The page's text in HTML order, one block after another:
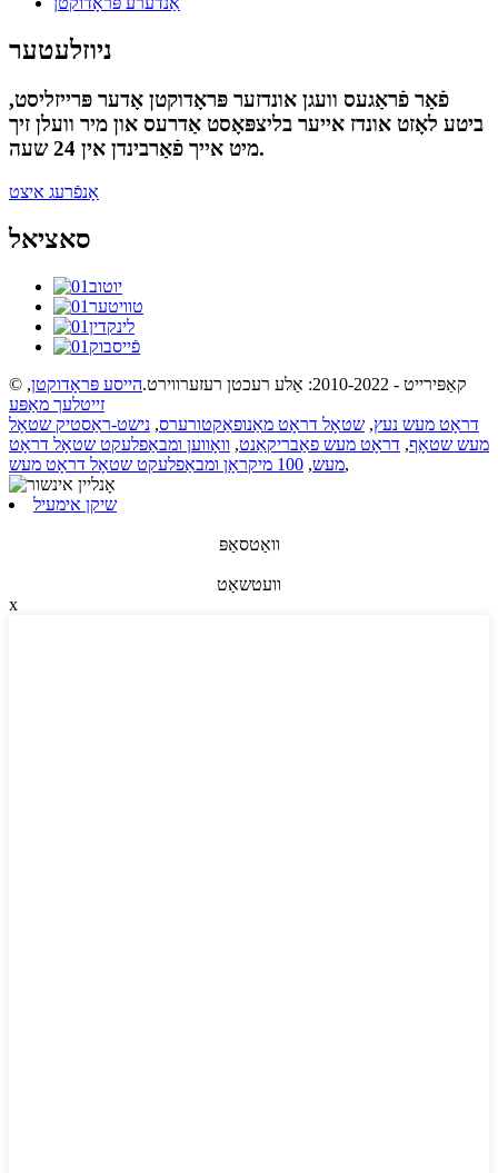
ניוזלעטער
פֿאַר פֿראַגעס וועגן אונדזער פּראָדוקטן אָדער פּרייזליסט,
ביטע לאָזט אונדז אייער בליצפּאָסט אַדרעס און מיר וועלן זיך
מיט אייך פֿאַרבינדן אין 24 שעה.
אָנפֿרעג איצט
סאציאל
© קאַפּירייט - 2010-2022: אַלע רעכטן רעזערווירט. הייסע פּראָדוקטן,
זייטלעך מאַפּע
דראָט מעש נעץ, שטאָל דראָט מאַנופאַקטורערס, נישט-ראַסטיק שטאָל
מעש שטאָף, דראָט מעש פאַבריקאַנט, וואָווען ומבאַפלעקט שטאָל דראָט
מעש, 100 מיקראָן ומבאַפלעקט שטאָל דראָט מעש ,
שיקן אימעיל
וואַטסאַפּ
וועטשאַט
x